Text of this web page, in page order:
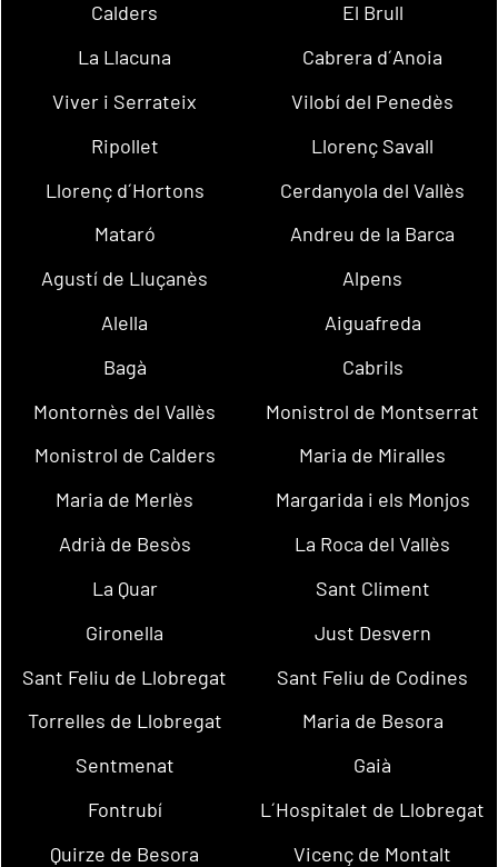
Calders
El Brull
La Llacuna
Cabrera d´Anoia
Viver i Serrateix
Vilobí del Penedès
Ripollet
Llorenç Savall
Llorenç d´Hortons
Cerdanyola del Vallès
Mataró
Andreu de la Barca
Agustí de Lluçanès
Alpens
Alella
Aiguafreda
Bagà
Cabrils
Montornès del Vallès
Monistrol de Montserrat
Monistrol de Calders
Maria de Miralles
Maria de Merlès
Margarida i els Monjos
Adrià de Besòs
La Roca del Vallès
La Quar
Sant Climent
Gironella
Just Desvern
Sant Feliu de Llobregat
Sant Feliu de Codines
Torrelles de Llobregat
Maria de Besora
Sentmenat
Gaià
Fontrubí
L´Hospitalet de Llobregat
Quirze de Besora
Vicenç de Montalt